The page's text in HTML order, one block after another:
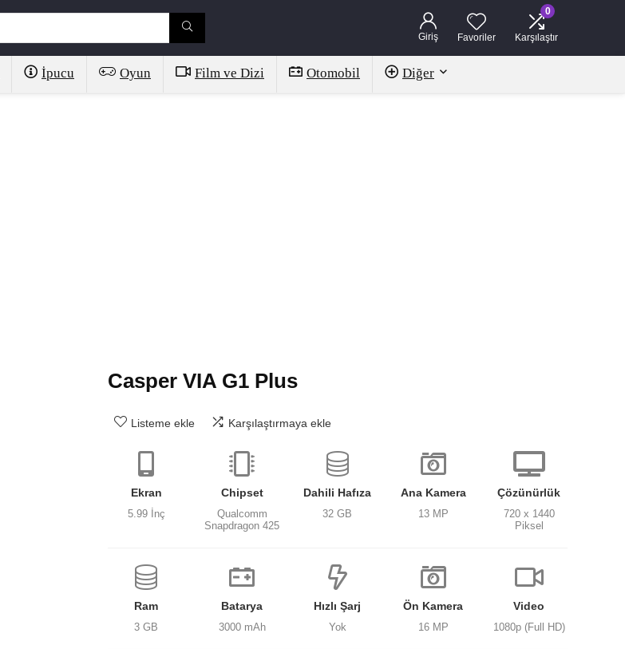
Giriş Favoriler
0
Karşılaştır
İpucu Oyun Film ve Dizi Otomobil Diğer
Casper VIA G1 Plus
Listeme ekle Karşılaştırmaya ekle
Ekran
5.99 İnç
Chipset
Qualcomm
Snapdragon 425
Dahili Hafıza
32 GB
Ana Kamera
13 MP
Çözünürlük
720 x 1440
Piksel
Ram
3 GB
Batarya
3000 mAh
Hızlı Şarj
Yok
Ön Kamera
16 MP
Video
1080p (Full HD)